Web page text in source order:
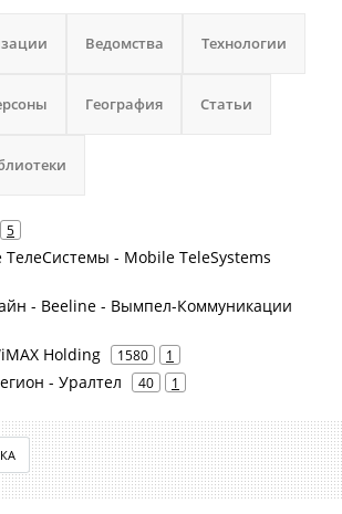
Ведомства Технологии
География Статьи
5
- Mobile TeleSystems
- Beeline - Вымпел-Коммуникации
Holding 1580 1
- Уралтел 40 1